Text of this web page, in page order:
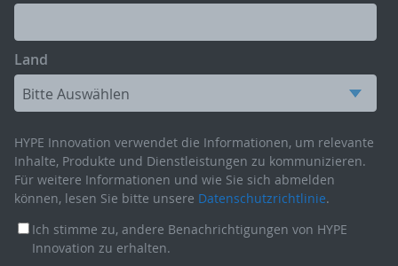
Land
HYPE Innovation verwendet die Informationen, um relevante
Inhalte, Produkte und Dienstleistungen zu kommunizieren.
Für weitere Informationen und wie Sie sich abmelden
können, lesen Sie bitte unsere Datenschutzrichtlinie.
Ich stimme zu, andere Benachrichtigungen von HYPE
Innovation zu erhalten.